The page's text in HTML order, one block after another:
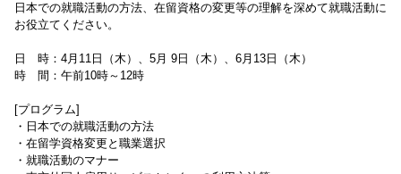
日本での就職活動の方法、在留資格の変更等の理解を深めて就職活動に
お役立てください。
日 時：4月11日（木）、5月 9日（木）、6月13日（木）
時 間：午前10時～12時
[プログラム]
・日本での就職活動の方法
・在留学資格変更と職業選択
・就職活動のマナー